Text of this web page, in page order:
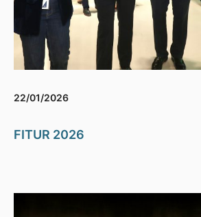
22/01/2026
FITUR 2026